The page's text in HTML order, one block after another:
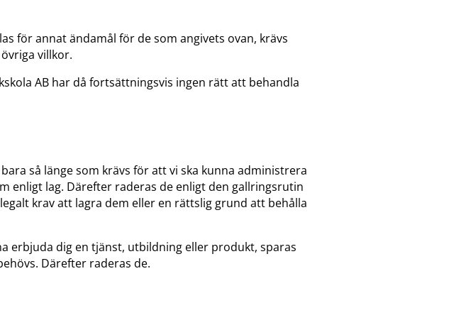
för annat ändamål för de som angivets ovan, krävs
villkor.
AB har då fortsättningsvis ingen rätt att behandla
så länge som krävs för att vi ska kunna administrera
enligt lag. Därefter raderas de enligt den gallringsrutin
krav att lagra dem eller en rättslig grund att behålla
erbjuda dig en tjänst, utbildning eller produkt, sparas
Därefter raderas de.